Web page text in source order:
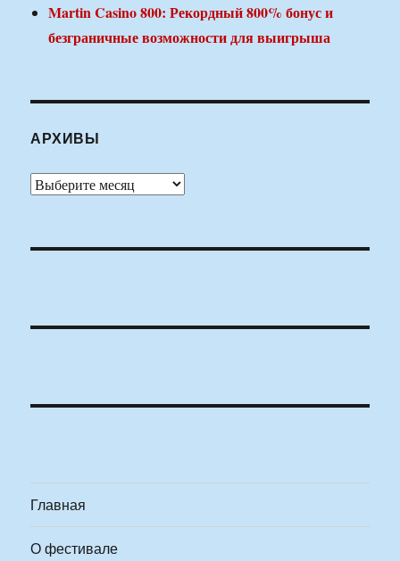
Martin Casino 800: Рекордный 800% бонус и
безграничные возможности для выигрыша
АРХИВЫ
Архивы
Главная
О фестивале